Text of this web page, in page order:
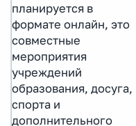
планируется в
формате онлайн, это
совместные
мероприятия
учреждений
образования, досуга,
спорта и
дополнительного